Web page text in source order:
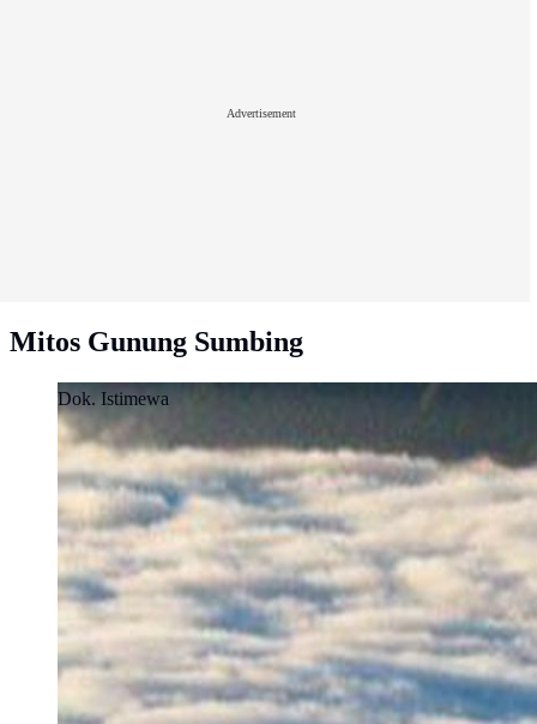
Advertisement
Mitos Gunung Sumbing
Dok. Istimewa